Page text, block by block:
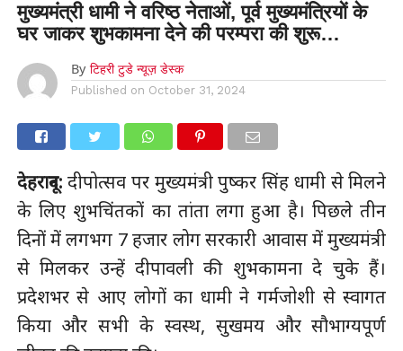
मुख्यमंत्री धामी ने वरिष्ठ नेताओं, पूर्व मुख्यमंत्रियों के
घर जाकर शुभकामना देने की परम्परा की शुरू…
By टिहरी टुडे न्यूज़ डेस्क
Published on October 31, 2024
देहरादून: दीपोत्सव पर मुख्यमंत्री पुष्कर सिंह धामी से मिलने
के लिए शुभचिंतकों का तांता लगा हुआ है। पिछले तीन
दिनों में लगभग 7 हजार लोग सरकारी आवास में मुख्यमंत्री
से मिलकर उन्हें दीपावली की शुभकामना दे चुके हैं।
प्रदेशभर से आए लोगों का धामी ने गर्मजोशी से स्वागत
किया और सभी के स्वस्थ, सुखमय और सौभाग्यपूर्ण